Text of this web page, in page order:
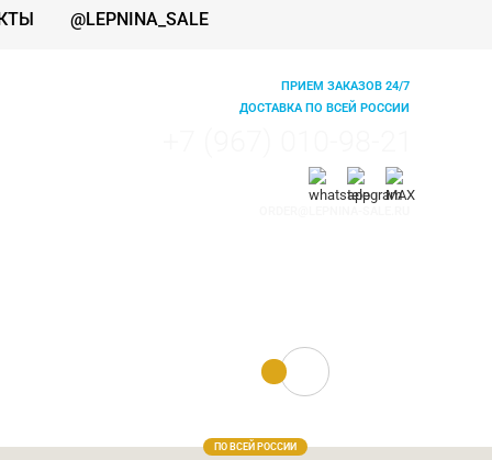
@LEPNINA_SALE
ПРИЕМ ЗАКАЗОВ 24/7
ДОСТАВКА ПО ВСЕЙ РОССИИ
ПО ВСЕЙ РОССИИ